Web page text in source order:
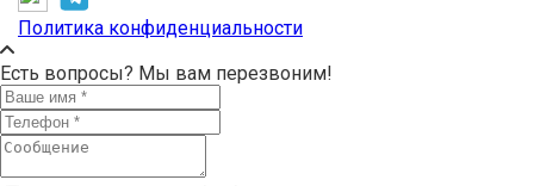
Политика конфиденциальности
Есть вопросы? Мы вам перезвоним!